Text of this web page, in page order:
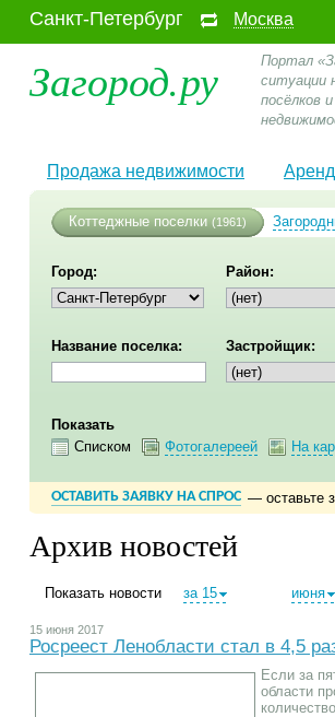
Санкт-Петербург Москва
Загород.ру
Портал
ситуации
посёлков
Продажа недвижимости
Коттеджные поселки (1961)
Город: Район:
Название поселка: Застройщик:
Показать
Списком
Фотогалереей На
ОСТАВИТЬ ЗАЯВКУ НА СПРОС — оставьте
Архив новостей
Показать новости за 15 июня
15 июня 2017
Росреест Ленобласти стал в 4,5
Если за
области